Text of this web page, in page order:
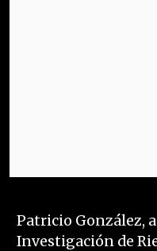
Patricio González,
Investigación de